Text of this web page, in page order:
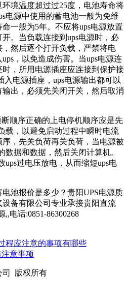
境温度超过过25度，电池寿命将
电源中使用的蓄电池一般为免维
一般为5年。不应将ups电源放置
。当负载连接到ups电源时，必
然后逐个打开负载，严禁将电
，以免造成伤害。当ups电源连
，所用电源插座应连接到保护接
电源插座，ups电源输出都可以
出，必须先关闭开关，然后取消
顺序正确的上电停机顺序应是先
载，以避免启动过程中瞬时电流
，先关负荷再关负荷，当电源被
数据和数据，然后关闭计算机。
ups过电压放电，从而缩短ups电
池报价是多少？贵阳UPS电源质
备有限公司专业承接贵阳直流
,,电话:0851-86300268
程应注意的事项有哪些
意事项
司 版权所有